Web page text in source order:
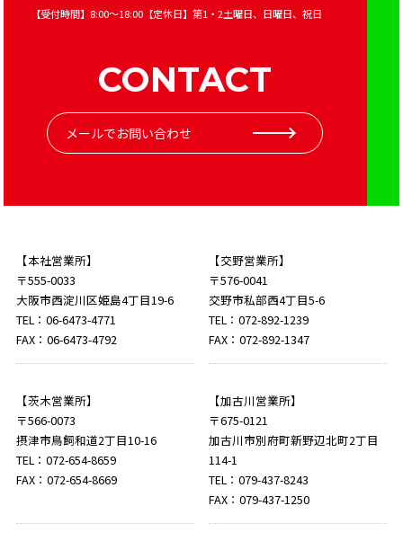
【受付時間】8:00～18:00【定休日】第1・2土曜日、日曜日、祝日
CONTACT
メールでお問い合わせ
【本社営業所】
〒555-0033
大阪市西淀川区姫島4丁目19-6
TEL：06-6473-4771
FAX：06-6473-4792
【交野営業所】
〒576-0041
交野市私部西4丁目5-6
TEL：072-892-1239
FAX：072-892-1347
【茨木営業所】
〒566-0073
摂津市鳥飼和道2丁目10-16
TEL：072-654-8659
FAX：072-654-8669
【加古川営業所】
〒675-0121
加古川市別府町新野辺北町2丁目
114-1
TEL：079-437-8243
FAX：079-437-1250